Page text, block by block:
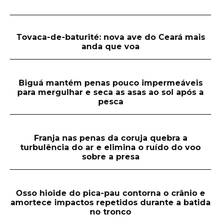
Tovaca-de-baturité: nova ave do Ceará mais
anda que voa
Biguá mantém penas pouco impermeáveis
para mergulhar e seca as asas ao sol após a
pesca
Franja nas penas da coruja quebra a
turbulência do ar e elimina o ruído do voo
sobre a presa
Osso hioide do pica-pau contorna o crânio e
amortece impactos repetidos durante a batida
no tronco